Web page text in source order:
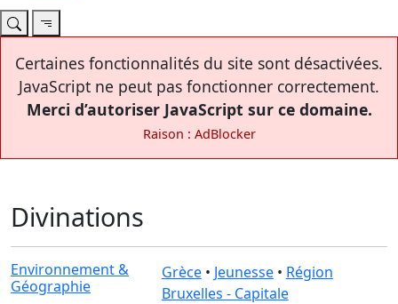
Certaines fonctionnalités du site sont désactivées.
JavaScript ne peut pas fonctionner correctement.
Merci d’autoriser JavaScript sur ce domaine.
Raison : AdBlocker
Divinations
Environnement &
Géographie
Grèce• Jeunesse• Région
Bruxelles - Capitale